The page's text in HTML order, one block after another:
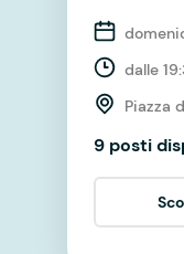
dalle
Piazza
9 posti